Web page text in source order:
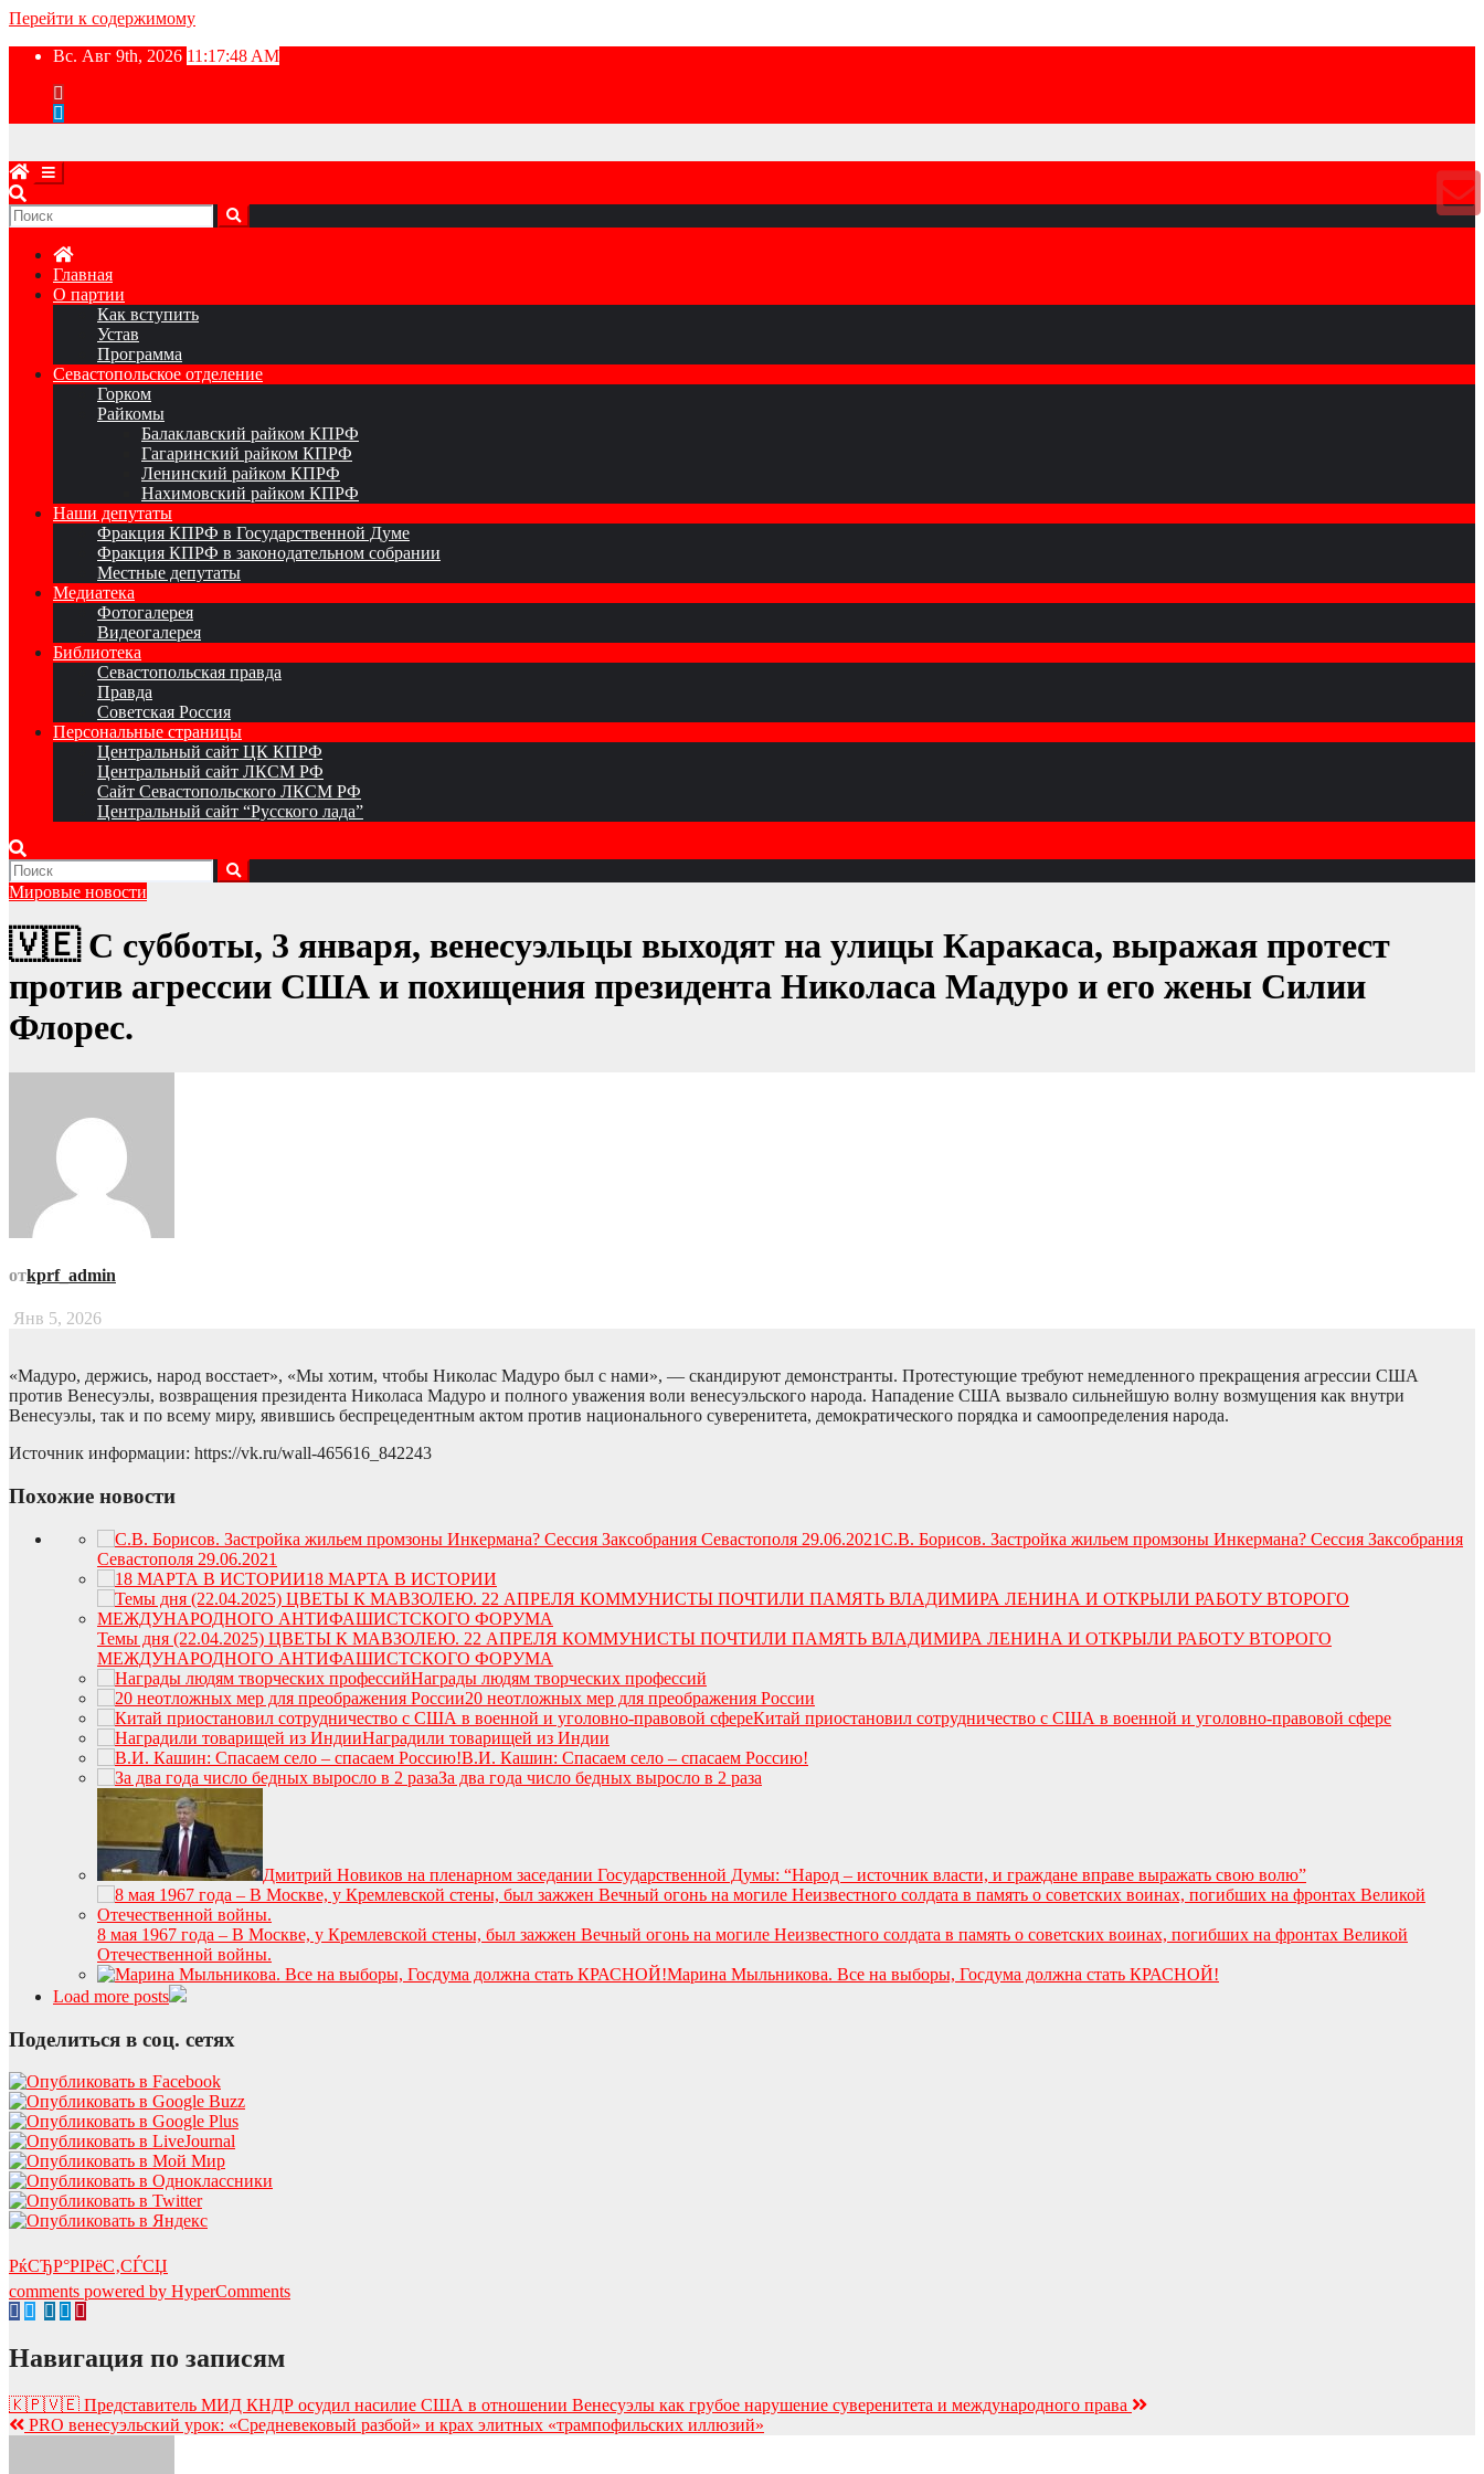
Перейти к содержимому
Вс. Авг 9th, 2026 11:17:49 AM
Главная
О партии
Как вступить
Устав
Программа
Севастопольское отделение
Горком
Райкомы
Балаклавский райком КПРФ
Гагаринский райком КПРФ
Ленинский райком КПРФ
Нахимовский райком КПРФ
Наши депутаты
Фракция КПРФ в Государственной Думе
Фракция КПРФ в законодательном собрании
Местные депутаты
Медиатека
Фотогалерея
Видеогалерея
Библиотека
Севастопольская правда
Правда
Советская Россия
Персональные страницы
Центральный сайт ЦК КПРФ
Центральный сайт ЛКСМ РФ
Сайт Севастопольского ЛКСМ РФ
Центральный сайт “Русского лада”
Мировые новости
🇻🇪 С субботы, 3 января, венесуэльцы выходят на улицы Каракаса, выражая протест
против агрессии США и похищения президента Николаса Мадуро и его жены Силии
Флорес.
отkprf_admin
Янв 5, 2026
«Мадуро, держись, народ восстает», «Мы хотим, чтобы Николас Мадуро был с нами», — скандируют демонстранты. Протестующие требуют немедленного прекращения агрессии США
против Венесуэлы, возвращения президента Николаса Мадуро и полного уважения воли венесуэльского народа. Нападение США вызвало сильнейшую волну возмущения как внутри
Венесуэлы, так и по всему миру, явившись беспрецедентным актом против национального суверенитета, демократического порядка и самоопределения народа.
Источник информации: https://vk.ru/wall-465616_842243
Похожие новости
С.В. Борисов. Застройка жильем промзоны Инкермана? Сессия Заксобрания
Севастополя 29.06.2021
18 МАРТА В ИСТОРИИ
Темы дня (22.04.2025) ЦВЕТЫ К МАВЗОЛЕЮ. 22 АПРЕЛЯ КОММУНИСТЫ ПОЧТИЛИ ПАМЯТЬ ВЛАДИМИРА ЛЕНИНА И ОТКРЫЛИ РАБОТУ ВТОРОГО
МЕЖДУНАРОДНОГО АНТИФАШИСТСКОГО ФОРУМА
Награды людям творческих профессий
20 неотложных мер для преображения России
Китай приостановил сотрудничество с США в военной и уголовно-правовой сфере
Наградили товарищей из Индии
В.И. Кашин: Спасаем село – спасаем Россию!
За два года число бедных выросло в 2 раза
Дмитрий Новиков на пленарном заседании Государственной Думы: “Народ – источник власти, и граждане вправе выражать свою волю”
8 мая 1967 года – В Москве, у Кремлевской стены, был зажжен Вечный огонь на могиле Неизвестного солдата в память о советских воинах, погибших на фронтах Великой
Отечественной войны.
Марина Мыльникова. Все на выборы, Госдума должна стать КРАСНОЙ!
Load more posts
Поделиться в соц. сетях
РќСЂР°РІРёС‚СЃСЏ
comments powered by HyperComments
Навигация по записям
🇰🇵🇻🇪 Представитель МИД КНДР осудил насилие США в отношении Венесуэлы как грубое нарушение суверенитета и международного права
PRO венесуэльский урок: «Средневековый разбой» и крах элитных «трампофильских иллюзий»